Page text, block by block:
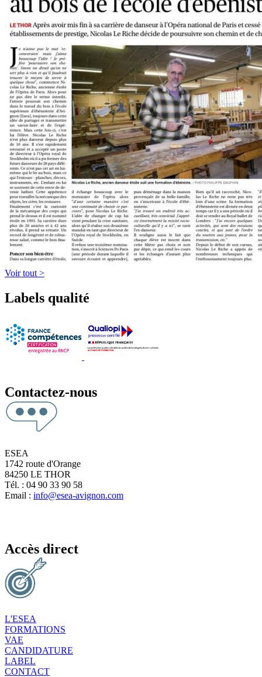
Voir tout >
Labels qualité
Contactez-nous
ESEA
1742 route d'Orange
84250 LE THOR
Tél. : 04 90 33 90 58
Email : info@esea-avignon.com
Accès direct
L'ESEA
FORMATIONS
VAE
CANDIDATURE
LABEL
CONTACT